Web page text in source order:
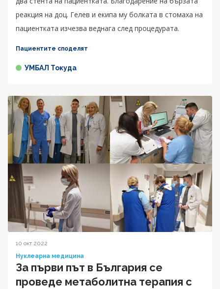
реакция на доц. Гелев и екипа му болката в стомаха на
пациентката изчезва веднага след процедурата.
Пациентите споделят
УМБАЛ Токуда
10 окт 2022
Нуклеарна медицина
За първи път в България се
проведе метаболитна терапия с